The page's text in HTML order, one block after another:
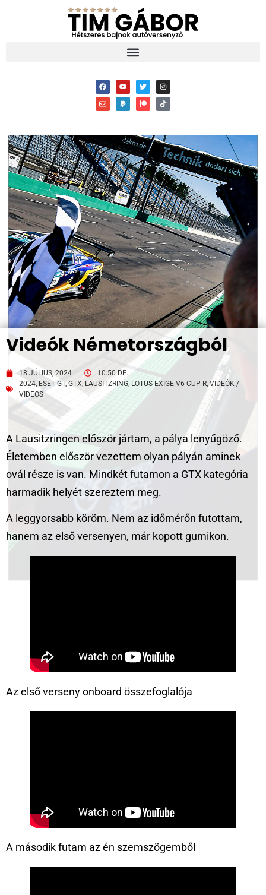
Videók Németországból
18 JÚLIUS, 2024
10:50 DE.
2024, ESET GT, GTX, LAUSITZRING, LOTUS EXIGE V6 CUP-R,VIDEÓK /
VIDEOS
A Lausitzringen először jártam, a pálya lenyűgöző.
Életemben először vezettem olyan pályán aminek
ovál része is van. Mindkét futamon a GTX kategória
harmadik helyét szereztem meg.
A leggyorsabb köröm. Nem az időmérőn futottam,
hanem az első versenyen, már kopott gumikon.
Az első verseny onboard összefoglalója
A második futam az én szemszögemből